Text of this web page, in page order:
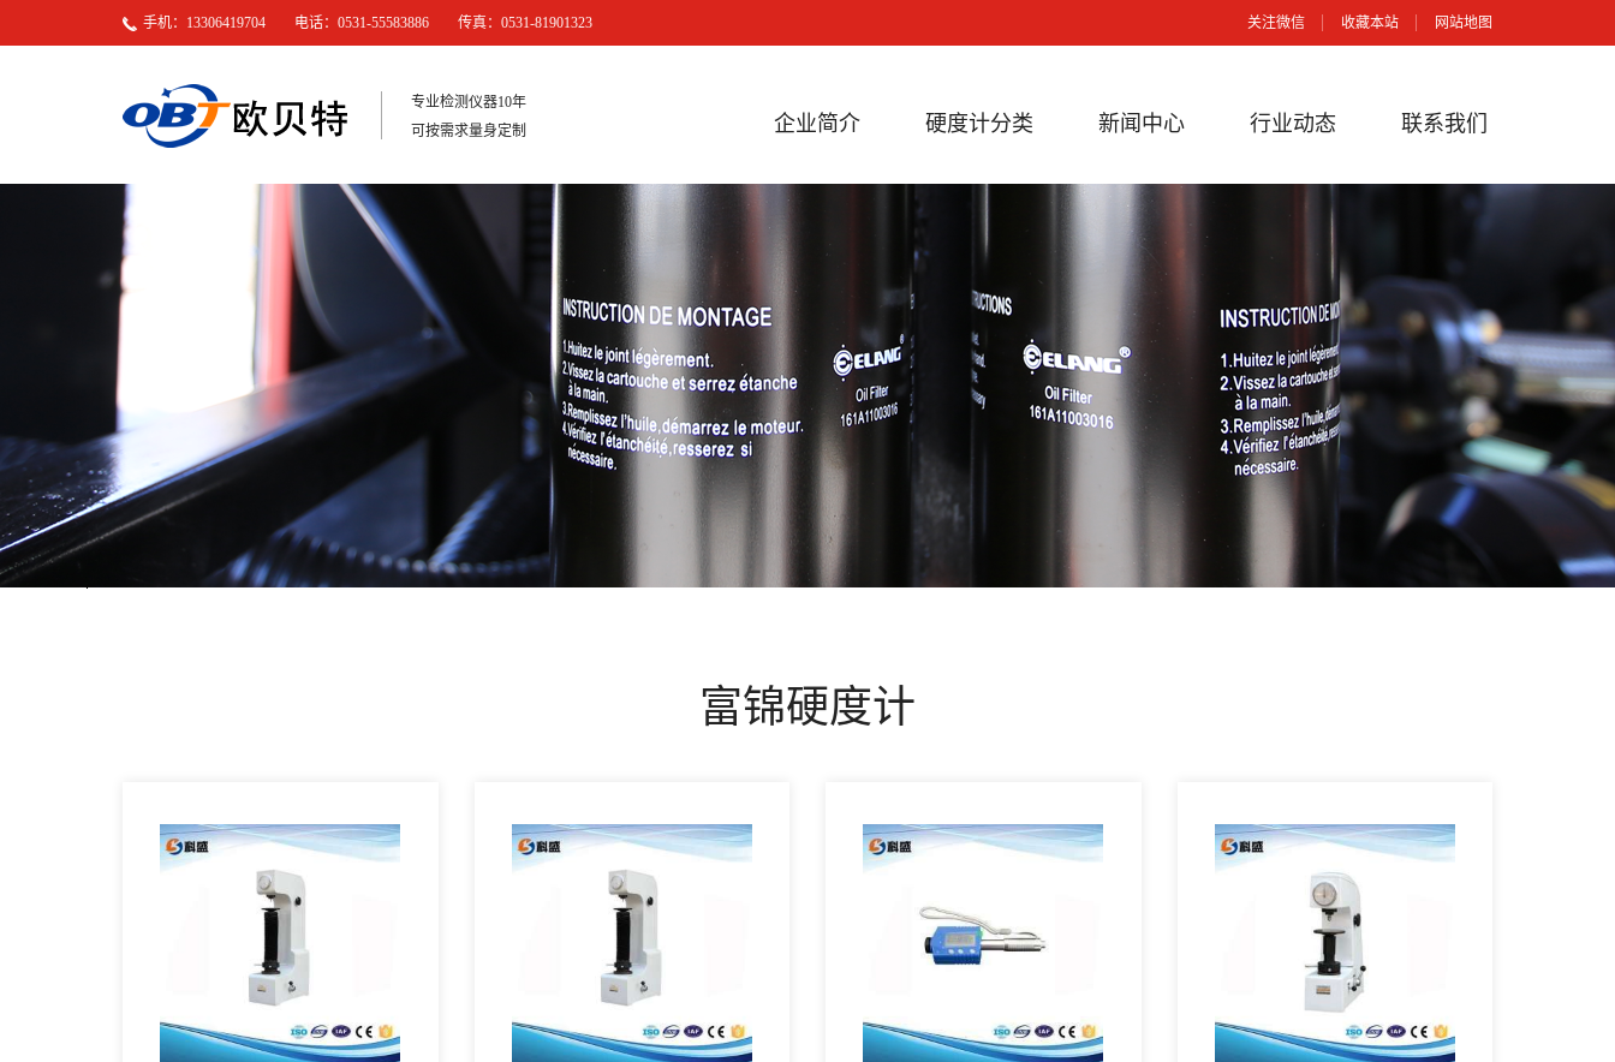
手机：13306419704 电话：0531-55583886 传真：0531-81901323 关注微信 收藏本站 网站地图
专业检测仪器10年
可按需求量身定制
企业简介 硬度计分类 新闻中心 行业动态 联系我们
富锦硬度计